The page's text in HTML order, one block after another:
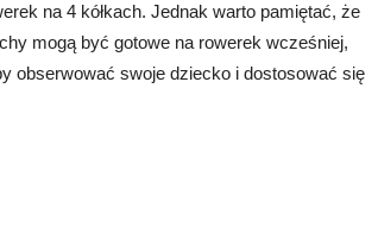
na 4 kółkach. Jednak warto pamiętać, że
mogą być gotowe na rowerek wcześniej,
obserwować swoje dziecko i dostosować się